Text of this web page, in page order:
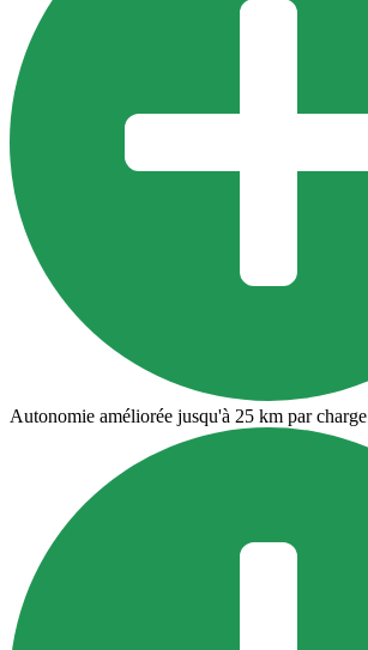
Autonomie améliorée jusqu'à 25 km par charge